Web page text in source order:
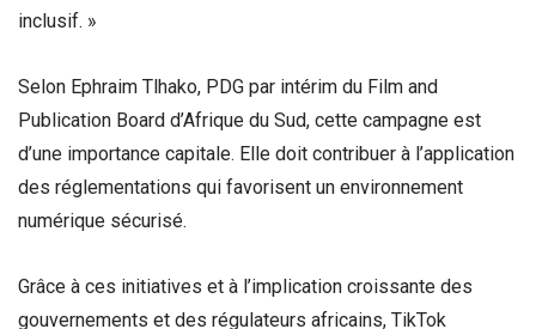
inclusif. »
Selon Ephraim Tlhako, PDG par intérim du Film and
Publication Board d’Afrique du Sud, cette campagne est
d’une importance capitale. Elle doit contribuer à l’application
des réglementations qui favorisent un environnement
numérique sécurisé.
Grâce à ces initiatives et à l’implication croissante des
gouvernements et des régulateurs africains, TikTok